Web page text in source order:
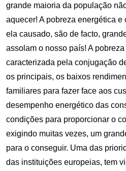
grande maioria da população
aquecer! A pobreza energética e
ela causado, são de facto,
assolam o nosso país! A
caracterizada pela conjugação
os principais, os baixos
familiares para fazer face aos
desempenho energético das
condições para proporcionar o
exigindo muitas vezes, um
para o conseguir. Uma das
das instituições europeias, tem